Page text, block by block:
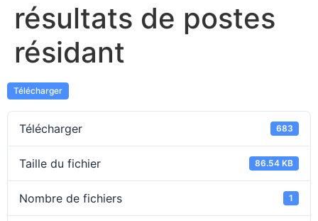
résultats de postes
résidant
Télécharger
Télécharger 683
Taille du fichier 86.54 KB
Nombre de fichiers 1